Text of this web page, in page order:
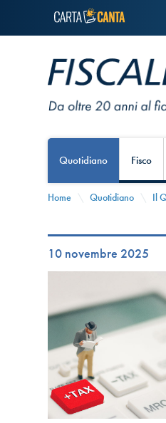
Quotidiano Fisco
Home Quotidiano Il
10 novembre 2025